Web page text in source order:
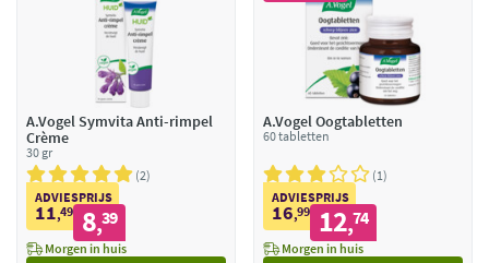
A.Vogel Symvita Anti-rimpel
Crème
30 gr
2
ADVIESPRIJS
11,49 8,39
Morgen in huis
A.Vogel Oogtabletten
60 tabletten
1
ADVIESPRIJS
16,99 12,74
Morgen in huis